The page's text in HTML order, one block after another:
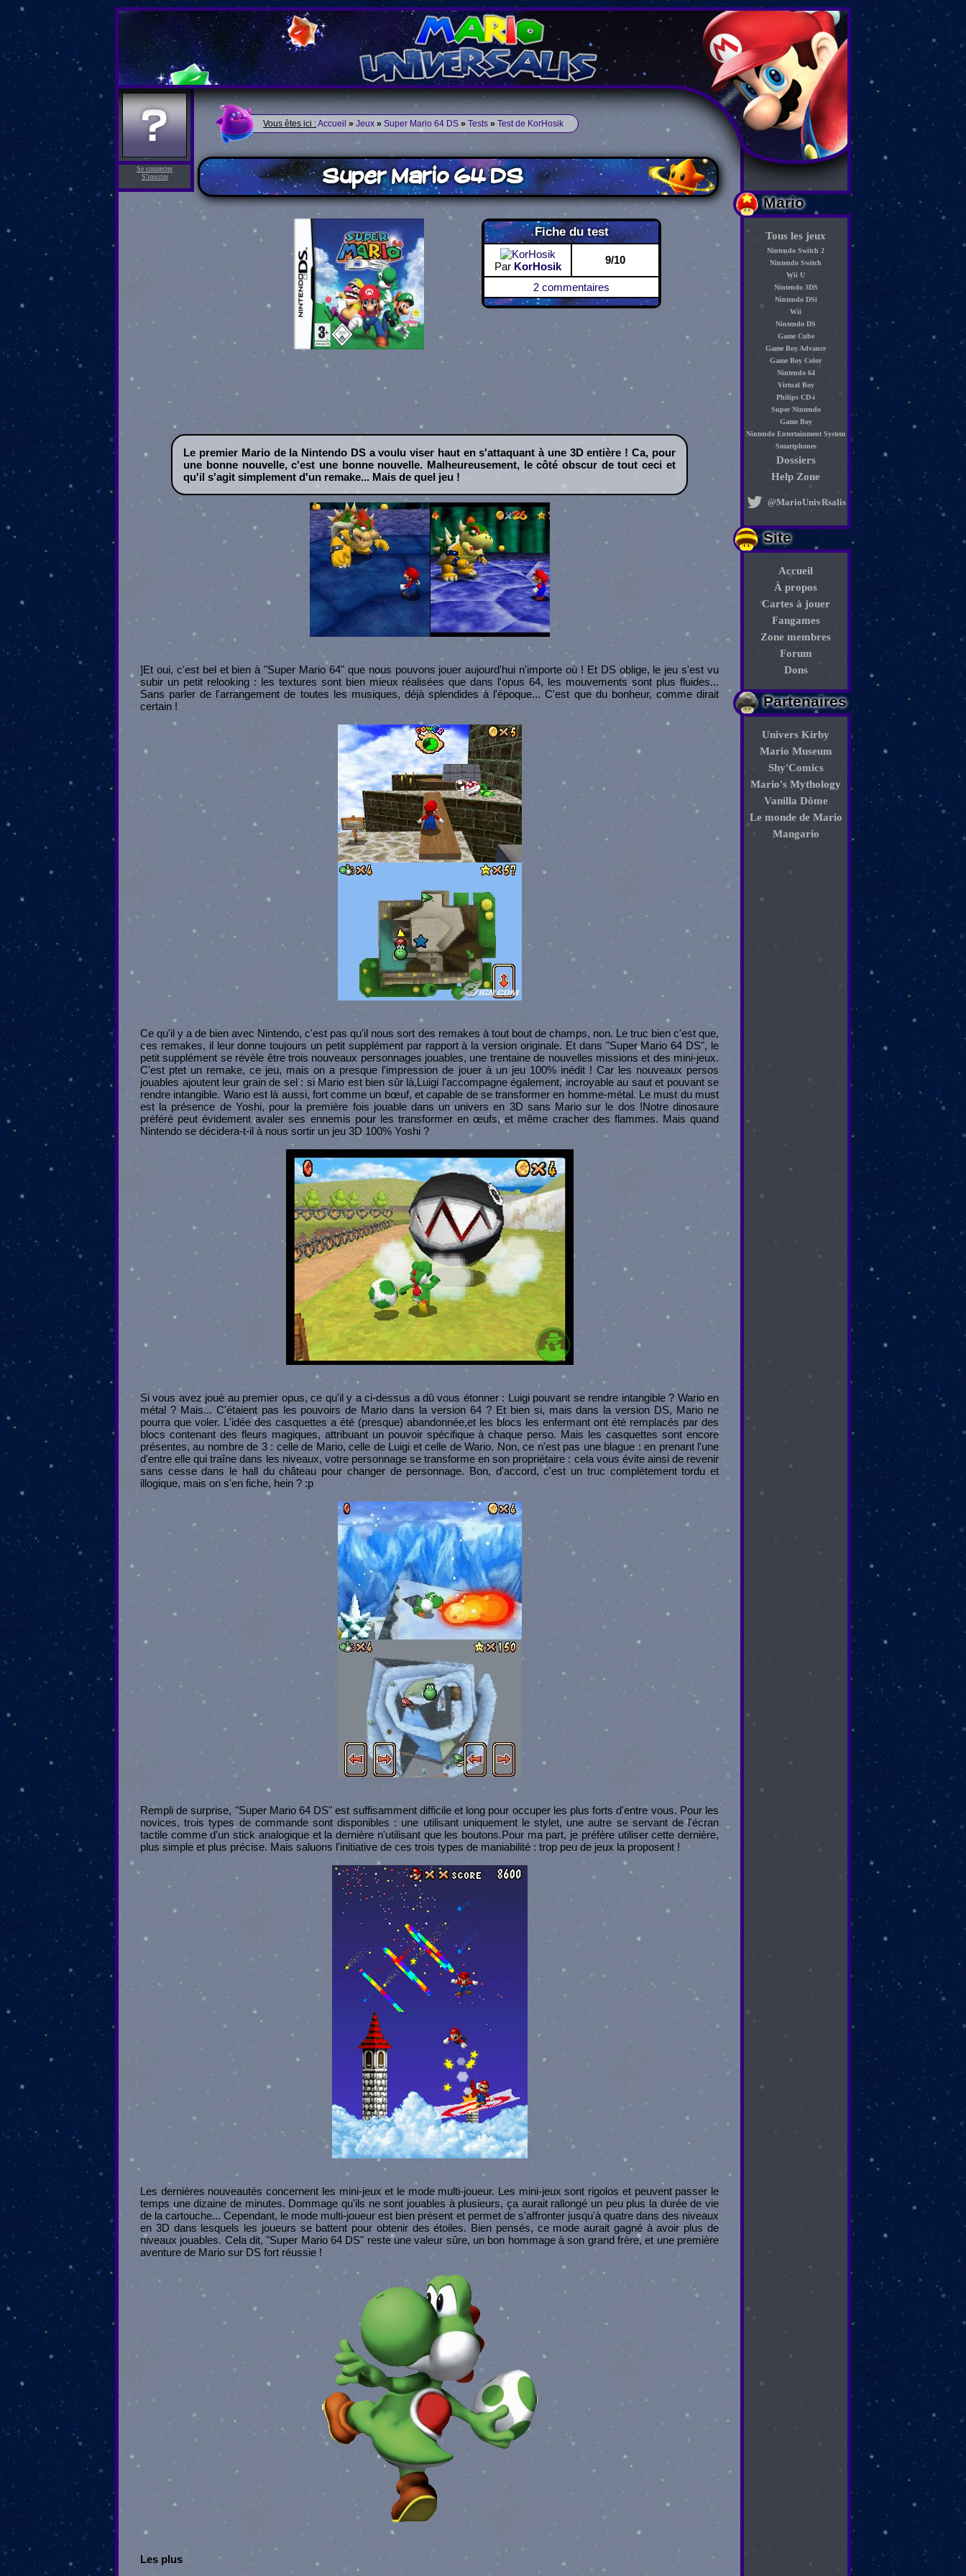
Mario
Tous les jeux
Nintendo Switch 2
Nintendo Switch
Wii U
Nintendo 3DS
Nintendo DSi
Wii
Nintendo DS
Game Cube
Game Boy Advance
Game Boy Color
Nintendo 64
Virtual Boy
Philips CD-i
Super Nintendo
Game Boy
Nintendo Entertainment System
Smartphones
Dossiers
Help Zone
@MarioUnivRsalis
Site
Accueil
À propos
Cartes à jouer
Fangames
Zone membres
Forum
Dons
Partenaires
Univers Kirby
Mario Museum
Shy'Comics
Mario's Mythology
Vanilla Dôme
Le monde de Mario
Mangario
Se connecter
S'inscrire
Vous êtes ici :Accueil » Jeux » Super Mario 64 DS » Tests » Test de KorHosik
Super Mario 64 DS
Fiche du test
Par KorHosik
9/10
2 commentaires
Le premier Mario de la Nintendo DS a voulu viser haut en s'attaquant à une 3D entière ! Ca, pour
une bonne nouvelle, c'est une bonne nouvelle. Malheureusement, le côté obscur de tout ceci et
qu'il s'agit simplement d'un remake... Mais de quel jeu !
]Et oui, c'est bel et bien à "Super Mario 64" que nous pouvons jouer aujourd'hui n'importe où ! Et DS oblige, le jeu s'est vu
subir un petit relooking : les textures sont bien mieux réalisées que dans l'opus 64, les mouvements sont plus fluides...
Sans parler de l'arrangement de toutes les musiques, déjà splendides à l'époque... C'est que du bonheur, comme dirait
certain !
Ce qu'il y a de bien avec Nintendo, c'est pas qu'il nous sort des remakes à tout bout de champs, non. Le truc bien c'est que,
ces remakes, il leur donne toujours un petit supplément par rapport à la version originale. Et dans "Super Mario 64 DS", le
petit supplément se révèle être trois nouveaux personnages jouables, une trentaine de nouvelles missions et des mini-jeux.
C'est ptet un remake, ce jeu, mais on a presque l'impression de jouer à un jeu 100% inédit ! Car les nouveaux persos
jouables ajoutent leur grain de sel : si Mario est bien sûr là,Luigi l'accompagne également, incroyable au saut et pouvant se
rendre intangible. Wario est là aussi, fort comme un bœuf, et capable de se transformer en homme-métal. Le must du must
est la présence de Yoshi, pour la première fois jouable dans un univers en 3D sans Mario sur le dos !Notre dinosaure
préféré peut évidement avaler ses ennemis pour les transformer en œufs, et même cracher des flammes. Mais quand
Nintendo se décidera-t-il à nous sortir un jeu 3D 100% Yoshi ?
Si vous avez joué au premier opus, ce qu'il y a ci-dessus a dû vous étonner : Luigi pouvant se rendre intangible ? Wario en
métal ? Mais... C'étaient pas les pouvoirs de Mario dans la version 64 ? Et bien si, mais dans la version DS, Mario ne
pourra que voler. L'idée des casquettes a été (presque) abandonnée,et les blocs les enfermant ont été remplacés par des
blocs contenant des fleurs magiques, attribuant un pouvoir spécifique à chaque perso. Mais les casquettes sont encore
présentes, au nombre de 3 : celle de Mario, celle de Luigi et celle de Wario. Non, ce n'est pas une blague : en prenant l'une
d'entre elle qui traîne dans les niveaux, votre personnage se transforme en son propriétaire : cela vous évite ainsi de revenir
sans cesse dans le hall du château pour changer de personnage. Bon, d'accord, c'est un truc complètement tordu et
illogique, mais on s'en fiche, hein ? :p
Rempli de surprise, "Super Mario 64 DS" est suffisamment difficile et long pour occuper les plus forts d'entre vous. Pour les
novices, trois types de commande sont disponibles : une utilisant uniquement le stylet, une autre se servant de l'écran
tactile comme d'un stick analogique et la dernière n'utilisant que les boutons.Pour ma part, je préfère utiliser cette dernière,
plus simple et plus précise. Mais saluons l'initiative de ces trois types de maniabilité : trop peu de jeux la proposent !
Les dernières nouveautés concernent les mini-jeux et le mode multi-joueur. Les mini-jeux sont rigolos et peuvent passer le
temps une dizaine de minutes. Dommage qu'ils ne sont jouables à plusieurs, ça aurait rallongé un peu plus la durée de vie
de la cartouche... Cependant, le mode multi-joueur est bien présent et permet de s'affronter jusqu'à quatre dans des niveaux
en 3D dans lesquels les joueurs se battent pour obtenir des étoiles. Bien pensés, ce mode aurait gagné à avoir plus de
niveaux jouables. Cela dit, "Super Mario 64 DS" reste une valeur sûre, un bon hommage à son grand frère, et une première
aventure de Mario sur DS fort réussie !
Les plus